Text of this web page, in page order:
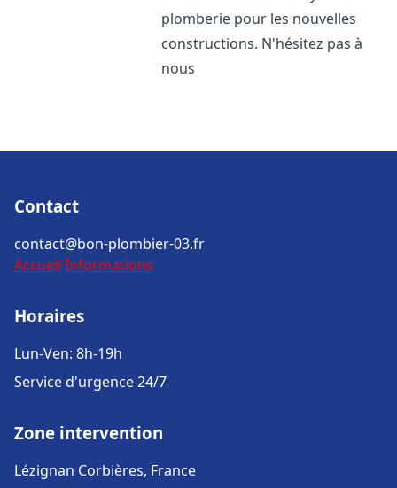
plomberie pour les nouvelles
constructions. N'hésitez pas à
nous
Contact
contact@bon-plombier-03.fr
Accueil Informations
Horaires
Lun-Ven: 8h-19h
Service d'urgence 24/7
Zone intervention
Lézignan Corbières, France